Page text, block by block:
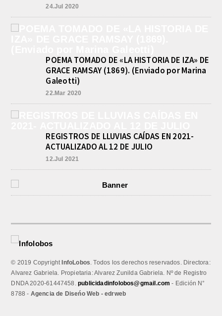
24.Jul 2020
POEMA TOMADO DE «LA HISTORIA DE IZA» DE
GRACE RAMSAY (1869). (Enviado por Marina
Galeotti)
22.Mar 2020
REGISTROS DE LLUVIAS CAÍDAS EN 2021-
ACTUALIZADO AL 12 DE JULIO
12.Jul 2021
© 2019 CopyrightInfoLobos . Todos los derechos reservados. Directora:
Alvarez Gabriela. Propietaria: Alvarez Zunilda Gabriela. Nº de Registro
DNDA 2020-61447458.publicidadinfolobos@gmail.com - Edición N°
8788 - Agencia de Diseńo Web - edrweb